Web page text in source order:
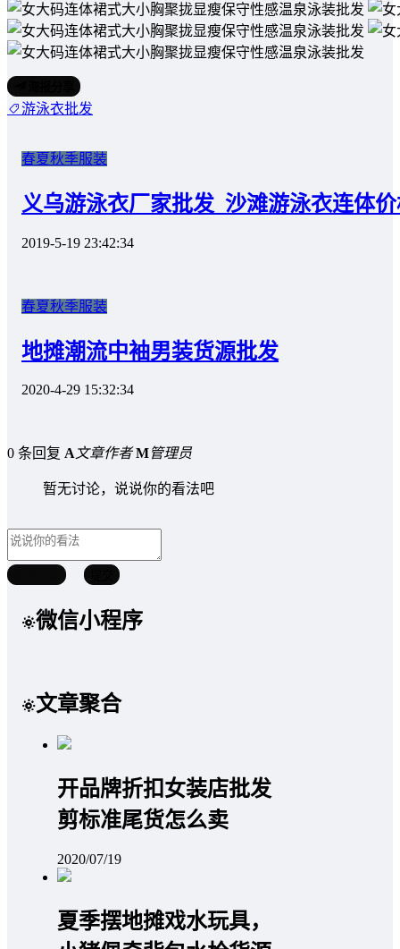
游泳衣批发
春夏秋季服装
义乌游泳衣厂家批发_沙滩游泳衣连体
2019-5-19 23:42:34
春夏秋季服装
地摊潮流中袖男装货源批发
2020-4-29 15:32:34
0 条回复 A文章作者 M管理员
暂无讨论，说说你的看法吧
微信小程序
文章聚合
开品牌折扣女装店批发
剪标准尾货怎么卖
2020/07/19
夏季摆地摊戏水玩具，